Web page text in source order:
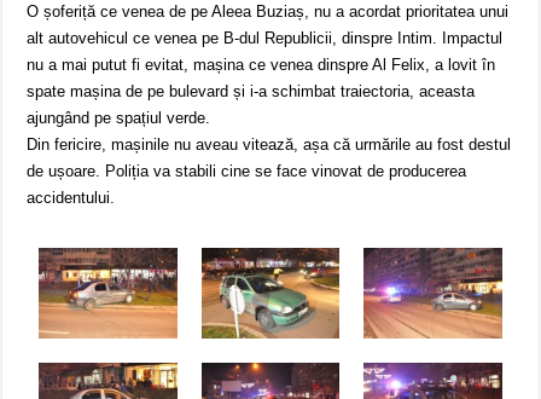
O șoferiță ce venea de pe Aleea Buziaș, nu a acordat prioritatea unui
alt autovehicul ce venea pe B-dul Republicii, dinspre Intim. Impactul
nu a mai putut fi evitat, mașina ce venea dinspre Al Felix, a lovit în
spate mașina de pe bulevard și i-a schimbat traiectoria, aceasta
ajungând pe spațiul verde.
Din fericire, mașinile nu aveau vitează, așa că urmările au fost destul
de ușoare. Poliția va stabili cine se face vinovat de producerea
accidentului.